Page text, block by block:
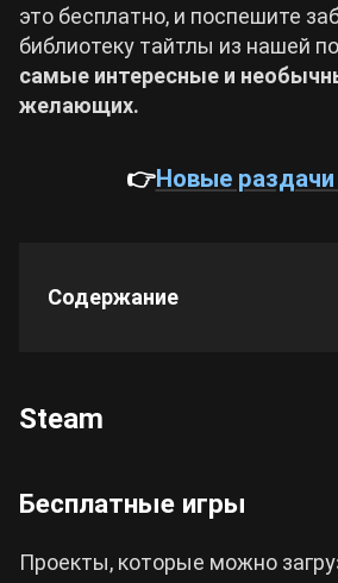
Все игры
это бесплатно, и поспешите
библиотеку тайтлы из нашей
самые интересные и
желающих.
👉Новые раздачи
Содержание
Steam
Бесплатные игры
Проекты, которые можно